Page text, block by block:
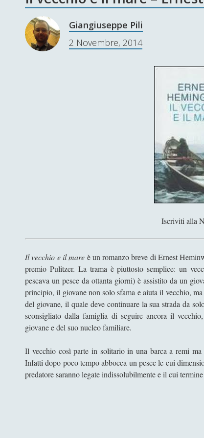
Giangiuseppe Pili
2 Novembre, 2014
Iscriviti alla
Il vecchio e il mare è un romanzo breve di Ernest
premio Pulitzer. La trama è piuttosto semplice: un
pescava un pesce da ottanta giorni) è assistito da un
principio, il giovane non solo sfama e aiuta il vecchio,
del giovane, il quale deve continuare la sua strada da
sconsigliato dalla famiglia di seguire ancora il
giovane e del suo nucleo familiare.
Il vecchio così parte in solitario in una barca a remi
Infatti dopo poco tempo abbocca un pesce le cui
predatore saranno legate indissolubilmente e il cui